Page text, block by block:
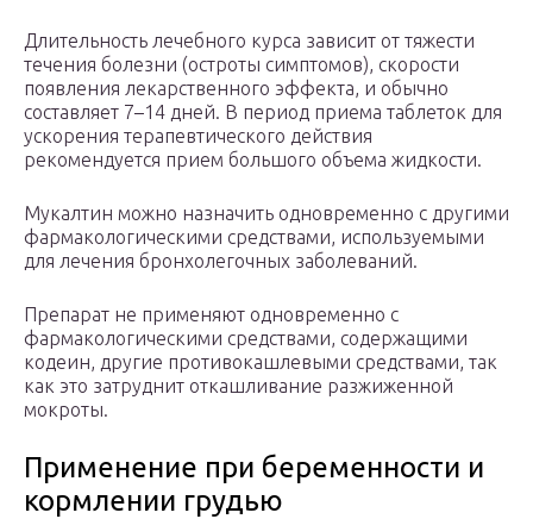
Длительность лечебного курса зависит от тяжести
течения болезни (остроты симптомов), скорости
появления лекарственного эффекта, и обычно
составляет 7–14 дней. В период приема таблеток для
ускорения терапевтического действия
рекомендуется прием большого объема жидкости.
Мукалтин можно назначить одновременно с другими
фармакологическими средствами, используeмыми
для лечения бронхолегочных заболеваний.
Препарат не применяют одновременно с
фармакологическими средствами, содержащими
кодеин, другие противокашлевыми средствами, так
как это затруднит откашливание разжиженной
мокроты.
Применение при беременности и
кормлении грудью